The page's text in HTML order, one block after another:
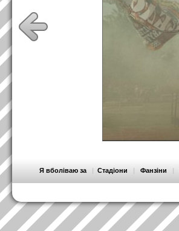
Я вболіваю за | Стадіони | Фанзіни |